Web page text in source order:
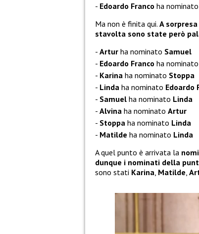
Edoardo Franco ha nominato
Ma non è finita qui. A
stavolta sono state però
Artur ha nominato Samuel
Edoardo Franco ha nominato
Karina ha nominato Stoppa
Linda ha nominato Edoardo
Samuel ha nominato Linda
Alvina ha nominato Artur
Stoppa ha nominato Linda
Matilde ha nominato Linda
A quel punto è arrivata la
dunque i nominati della
sono stati Karina, Matilde,